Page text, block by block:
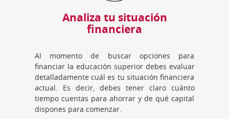
Analiza tu situación
financiera
Al momento de buscar opciones para
financiar la educación superior debes evaluar
detalladamente cuál es tu situación financiera
actual. Es decir, debes tener claro cuánto
tiempo cuentas para ahorrar y de qué capital
dispones para comenzar.